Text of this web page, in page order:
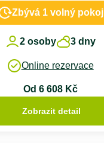
Zbývá 1 volný pokoj
2 osoby 3 dny
Online rezervace
Od 6 608 Kč
Zobrazit detail